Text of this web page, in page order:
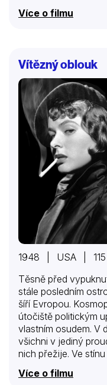
absolvovat řadu
Více o filmu
Vítězný oblouk
1948 | USA | 115
Těsně před
stále posledním
šíří Evropou.
útočiště politickým
vlastním osudem. V
všichni v jediný
nich přežije. Ve
nacismem přežívá i
který v utajení
Více o filmu